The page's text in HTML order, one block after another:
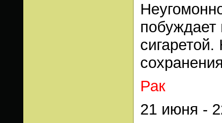
побуждает
Рак
21 июня -